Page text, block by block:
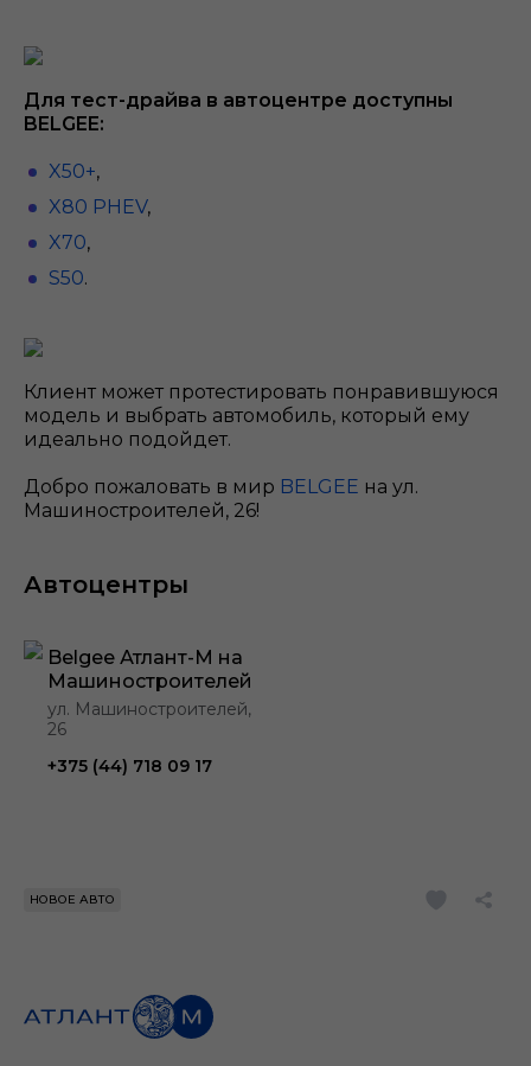
Для тест-драйва в автоцентре доступны
BELGEE:
X50+,
X80 PHEV,
X70,
S50.
Клиент может протестировать понравившуюся
модель и выбрать автомобиль, который ему
идеально подойдет.
Добро пожаловать в мир BELGEE на ул.
Машиностроителей, 26!
Автоцентры
Belgee Атлант-М на
Машиностроителей
ул. Машиностроителей,
26
+375 (44) 718 09 17
НОВОЕ АВТО